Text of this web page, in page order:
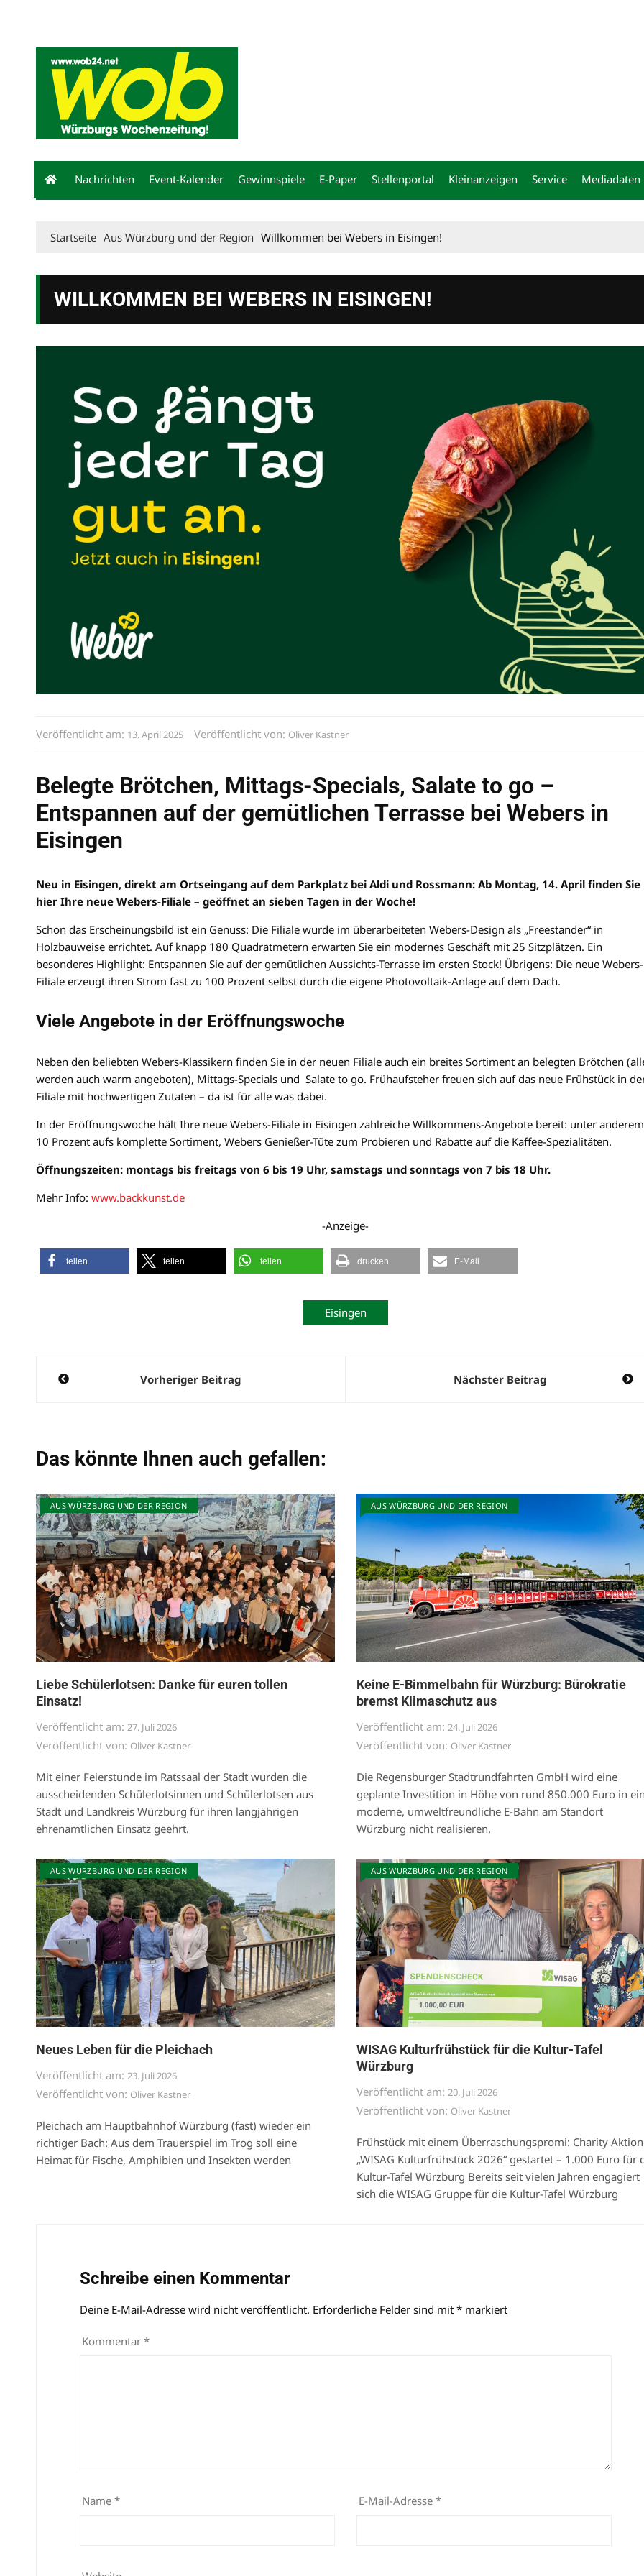
Nachrichten Event-Kalender Gewinnspiele E-Paper Stellenportal Kleinanzeigen Service Mediadaten
Startseite Aus Würzburg und der Region Willkommen bei Webers in Eisingen!
WILLKOMMEN BEI WEBERS IN EISINGEN!
Veröffentlicht am: 13. April 2025 Veröffentlicht von: Oliver Kastner
Belegte Brötchen, Mittags-Specials, Salate to go –
Entspannen auf der gemütlichen Terrasse bei Webers in
Eisingen
Neu in Eisingen, direkt am Ortseingang auf dem Parkplatz bei Aldi und Rossmann: Ab Montag, 14. April finden Sie
hier Ihre neue Webers-Filiale – geöffnet an sieben Tagen in der Woche!
Schon das Erscheinungsbild ist ein Genuss: Die Filiale wurde im überarbeiteten Webers-Design als „Freestander“ in
Holzbauweise errichtet. Auf knapp 180 Quadratmetern erwarten Sie ein modernes Geschäft mit 25 Sitzplätzen. Ein
besonderes Highlight: Entspannen Sie auf der gemütlichen Aussichts-Terrasse im ersten Stock! Übrigens: Die neue Webers-
Filiale erzeugt ihren Strom fast zu 100 Prozent selbst durch die eigene Photovoltaik-Anlage auf dem Dach.
Viele Angebote in der Eröffnungswoche
Neben den beliebten Webers-Klassikern finden Sie in der neuen Filiale auch ein breites Sortiment an belegten Brötchen
werden auch warm angeboten), Mittags-Specials und Salate to go. Frühaufsteher freuen sich auf das neue Frühstück in
Filiale mit hochwertigen Zutaten – da ist für alle was dabei.
In der Eröffnungswoche hält Ihre neue Webers-Filiale in Eisingen zahlreiche Willkommens-Angebote bereit: unter anderem
10 Prozent aufs komplette Sortiment, Webers Genießer-Tüte zum Probieren und Rabatte auf die Kaffee-Spezialitäten.
Öffnungszeiten: montags bis freitags von 6 bis 19 Uhr, samstags und sonntags von 7 bis 18 Uhr.
Mehr Info: www.backkunst.de
-Anzeige-
teilen teilen teilen drucken E-Mail
Eisingen
Beitragsnavigation
Vorheriger Beitrag Nächster Beitrag
Das könnte Ihnen auch gefallen:
AUS WÜRZBURG UND DER REGION
Liebe Schülerlotsen: Danke für euren tollen
Einsatz!
Veröffentlicht am: 27. Juli 2026
Veröffentlicht von: Oliver Kastner
Mit einer Feierstunde im Ratssaal der Stadt wurden die
ausscheidenden Schülerlotsinnen und Schülerlotsen aus
Stadt und Landkreis Würzburg für ihren langjährigen
ehrenamtlichen Einsatz geehrt.
AUS WÜRZBURG UND DER REGION
Keine E-Bimmelbahn für Würzburg: Bürokratie
bremst Klimaschutz aus
Veröffentlicht am: 24. Juli 2026
Veröffentlicht von: Oliver Kastner
Die Regensburger Stadtrundfahrten GmbH wird eine
geplante Investition in Höhe von rund 850.000 Euro in
moderne, umweltfreundliche E-Bahn am Standort
Würzburg nicht realisieren.
AUS WÜRZBURG UND DER REGION
Neues Leben für die Pleichach
Veröffentlicht am: 23. Juli 2026
Veröffentlicht von: Oliver Kastner
Pleichach am Hauptbahnhof Würzburg (fast) wieder ein
richtiger Bach: Aus dem Trauerspiel im Trog soll eine
Heimat für Fische, Amphibien und Insekten werden
AUS WÜRZBURG UND DER REGION
WISAG Kulturfrühstück für die Kultur-Tafel
Würzburg
Veröffentlicht am: 20. Juli 2026
Veröffentlicht von: Oliver Kastner
Frühstück mit einem Überraschungspromi: Charity Aktion
„WISAG Kulturfrühstück 2026“ gestartet – 1.000 Euro für
Kultur-Tafel Würzburg Bereits seit vielen Jahren engagiert
sich die WISAG Gruppe für die Kultur-Tafel Würzburg
Schreibe einen Kommentar
Deine E-Mail-Adresse wird nicht veröffentlicht. Erforderliche Felder sind mit * markiert
Kommentar *
Name * E-Mail-Adresse *
Alternative: